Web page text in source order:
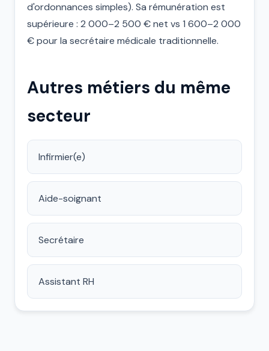
d'ordonnances simples). Sa rémunération est
supérieure : 2 000–2 500 € net vs 1 600–2 000
€ pour la secrétaire médicale traditionnelle.
Autres métiers du même
secteur
Infirmier(e)
Aide-soignant
Secrétaire
Assistant RH